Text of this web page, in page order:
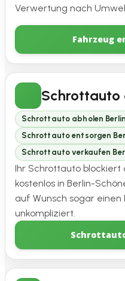
Verwertung nach
Fahrzeug
Schrottauto
Schrottauto abholen
Schrottauto entsorgen
Schrottauto verkaufen
Ihr Schrottauto blockiert
kostenlos in Berlin-
auf Wunsch sogar
unkompliziert.